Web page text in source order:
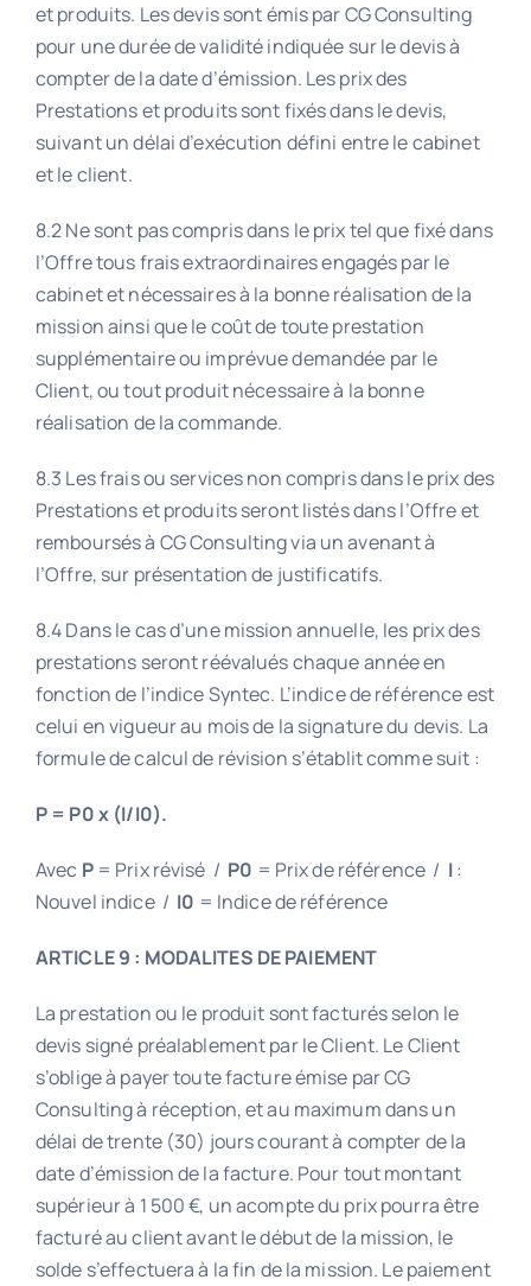
et produits. Les devis sont émis par CG Consulting
pour une durée de validité indiquée sur le devis à
compter de la date d’émission. Les prix des
Prestations et produits sont fixés dans le devis,
suivant un délai d’exécution défini entre le cabinet
et le client.
8.2 Ne sont pas compris dans le prix tel que fixé dans
l’Offre tous frais extraordinaires engagés par le
cabinet et nécessaires à la bonne réalisation de la
mission ainsi que le coût de toute prestation
supplémentaire ou imprévue demandée par le
Client, ou tout produit nécessaire à la bonne
réalisation de la commande.
8.3 Les frais ou services non compris dans le prix des
Prestations et produits seront listés dans l’Offre et
remboursés à CG Consulting via un avenant à
l’Offre, sur présentation de justificatifs.
8.4 Dans le cas d’une mission annuelle, les prix des
prestations seront réévalués chaque année en
fonction de l’indice Syntec. L’indice de référence est
celui en vigueur au mois de la signature du devis. La
formule de calcul de révision s’établit comme suit :
P = P0 x (I/I0).
Avec P= Prix révisé / P0 = Prix de référence / I:
Nouvel indice / I0 = Indice de référence
ARTICLE 9 : MODALITES DE PAIEMENT
La prestation ou le produit sont facturés selon le
devis signé préalablement par le Client. Le Client
s’oblige à payer toute facture émise par CG
Consulting à réception, et au maximum dans un
délai de trente (30) jours courant à compter de la
date d’émission de la facture. Pour tout montant
supérieur à 1 500 €, un acompte du prix pourra être
facturé au client avant le début de la mission, le
solde s’effectuera à la fin de la mission. Le paiement